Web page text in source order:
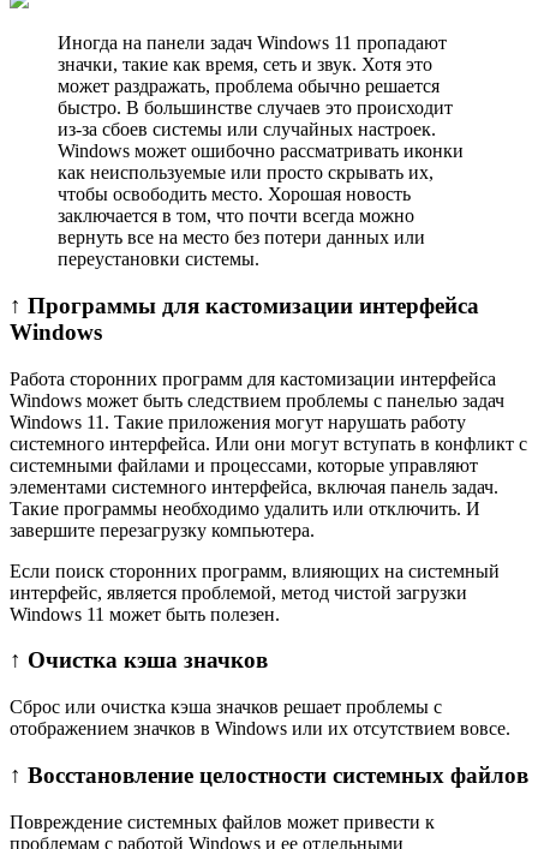
Иногда на панели задач Windows 11 пропадают
значки, такие как время, сеть и звук. Хотя это
может раздражать, проблема обычно решается
быстро. В большинстве случаев это происходит
из-за сбоев системы или случайных настроек.
Windows может ошибочно рассматривать иконки
как неиспользуемые или просто скрывать их,
чтобы освободить место. Хорошая новость
заключается в том, что почти всегда можно
вернуть все на место без потери данных или
переустановки системы.
↑ Программы для кастомизации интерфейса
Windows
Работа сторонних программ для кастомизации интерфейса
Windows может быть следствием проблемы с панелью задач
Windows 11. Такие приложения могут нарушать работу
системного интерфейса. Или они могут вступать в конфликт с
системными файлами и процессами, которые управляют
элементами системного интерфейса, включая панель задач.
Такие программы необходимо удалить или отключить. И
завершите перезагрузку компьютера.
Если поиск сторонних программ, влияющих на системный
интерфейс, является проблемой, метод чистой загрузки
Windows 11 может быть полезен.
↑ Очистка кэша значков
Сброс или очистка кэша значков решает проблемы с
отображением значков в Windows или их отсутствием вовсе.
↑ Восстановление целостности системных файлов
Повреждение системных файлов может привести к
проблемам с работой Windows и ее отдельными